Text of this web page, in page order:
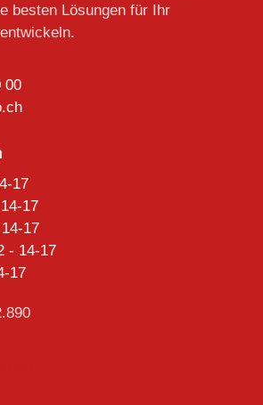
besten Lösungen für Ihr
00
17
17
17
- 14-17
17